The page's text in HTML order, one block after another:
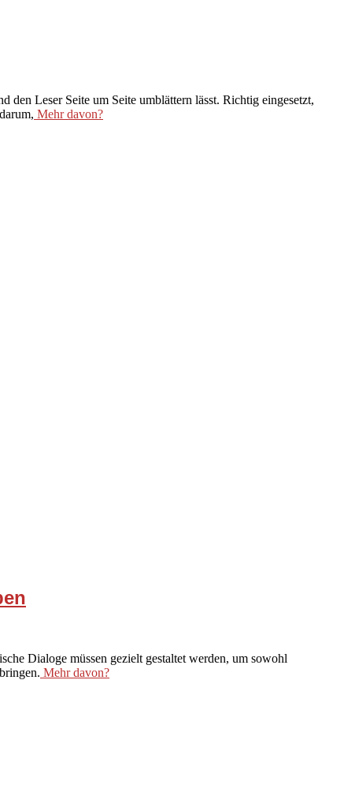
Leser Seite um Seite umblättern lässt. Richtig eingesetzt,
Mehr davon?
Dialoge müssen gezielt gestaltet werden, um sowohl
Mehr davon?